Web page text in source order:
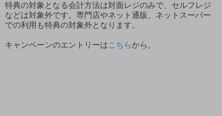
特典の対象となる会計方法は対面レジのみで、セルフレジ
などは対象外です。専門店やネット通販、ネットスーパー
での利用も特典の対象外となります。
キャンペーンのエントリーはこちらから。